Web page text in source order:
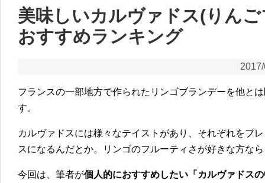
美味しいカルヴァドス(りん
おすすめランキング
フランスの一部地方で作られたリンゴブランデーを他と
す。
カルヴァドスには様々なテイストがあり、それぞれをブ
スになるんだとか。リンゴのフルーティさが好きな方な
今回は、筆者が個人的におすすめしたい「カルヴァドス